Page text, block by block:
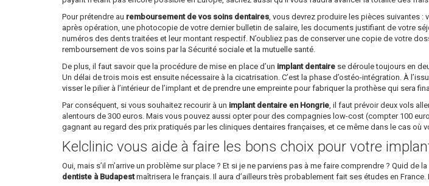
Pour prétendre au remboursement de vos soins dentaires, vous devrez produire les pièces suivantes
après opération, une photocopie de votre dernier bulletin de salaire, les documents justifiant de votre
numéros des dents traitées et leur montant respectif. N’oubliez pas de conserver une copie de votre
remboursement de vos soins par la Sécurité sociale et la mutuelle santé.
De plus, il faut savoir que la procédure de mise en place d’un implant dentaire se déroule toujours en
Un délai de trois mois est ensuite nécessaire à la cicatrisation. C’est la phase d’ostéo-intégration. À
visser le pilier à l’intérieur de l’implant et de prendre une empreinte pour fabriquer la prothèse qui sera
Par conséquent, si vous souhaitez recourir à un implant dentaire en Hongrie, il faut prévoir deux vols
alentours de 300 euros. Mais vous pouvez aussi opter pour des compagnies low-cost (compter 100
gagnant au regard des prix pratiqués par les cliniques dentaires françaises, et ce même dans le cas
Kelclinic vous aide à faire les bons choix pour votre
Oui, mais s’il m’arrive un problème sur place ? Et si je ne parviens pas à me faire comprendre ? Quid
dentiste à Budapestmaîtrisera le français. Il aura d’ailleurs très probablement fait ses études en